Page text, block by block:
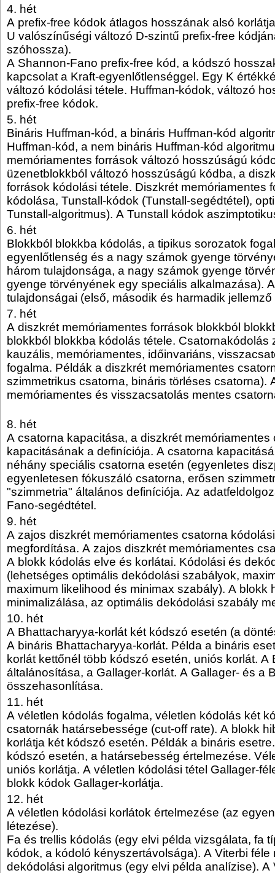
4. hét
A prefix-free kódok átlagos hosszának alsó
U valószínűségi változó D-szintű prefix-free
szóhossza).
A Shannon-Fano prefix-free kód, a kódszó
kapcsolat a Kraft-egyenlőtlenséggel. Egy K
változó kódolási tétele. Huffman-kódok, változó
prefix-free kódok.
5. hét
Bináris Huffman-kód, a bináris Huffman-kód
Huffman-kód, a nem bináris Huffman-kód
memóriamentes források változó hosszúságú
üzenetblokkból változó hosszúságú kódba, a
források kódolási tétele. Diszkrét memóriamentes
kódolása, Tunstall-kódok (Tunstall-segédtétel),
Tunstall-algoritmus). A Tunstall kódok
6. hét
Blokkból blokkba kódolás, a tipikus sorozatok
egyenlőtlenség és a nagy számok gyenge
három tulajdonsága, a nagy számok gyenge
gyenge törvényének egy speciális alkalmazása).
tulajdonságai (első, második és harmadik
7. hét
A diszkrét memóriamentes források blokkból
blokkból blokkba kódolás tétele. Csatornakódolás
kauzális, memóriamentes, időinvariáns,
fogalma. Példák a diszkrét memóriamentes
szimmetrikus csatorna, bináris törléses csatorna).
memóriamentes és visszacsatolás mentes
8. hét
A csatorna kapacitása, a diszkrét memóriamentes
kapacitásának a definíciója. A csatorna
néhány speciális csatorna esetén (egyenletes
egyenletesen fókuszáló csatorna, erősen
"szimmetria" általános definíciója. Az
Fano-segédtétel.
9. hét
A zajos diszkrét memóriamentes csatorna
megfordítása. A zajos diszkrét memóriamentes
A blokk kódolás elve és korlátai. Kódolási és
(lehetséges optimális dekódolási szabályok,
maximum likelihood és minimax szabály). A blokk
minimalizálása, az optimális dekódolási szabály
10. hét
A Bhattacharyya-korlát két kódszó esetén (a
A bináris Bhattacharyya-korlát. Példa a bináris
korlát kettőnél több kódszó esetén, uniós korlát. A
általánosítása, a Gallager-korlát. A Gallager- és a
összehasonlítása.
11. hét
A véletlen kódolás fogalma, véletlen kódolás két
csatornák határsebessége (cut-off rate). A blokk
korlátja két kódszó esetén. Példák a bináris
kódszó esetén, a határsebesség értelmezése.
uniós korlátja. A véletlen kódolási tétel Gallager-
blokk kódok Gallager-korlátja.
12. hét
A véletlen kódolási korlátok értelmezése (az
létezése).
Fa és trellis kódolás (egy elvi példa vizsgálata, fa
kódok, a kódoló kényszertávolsága). A Viterbi féle
dekódolási algoritmus (egy elvi példa analízise). A